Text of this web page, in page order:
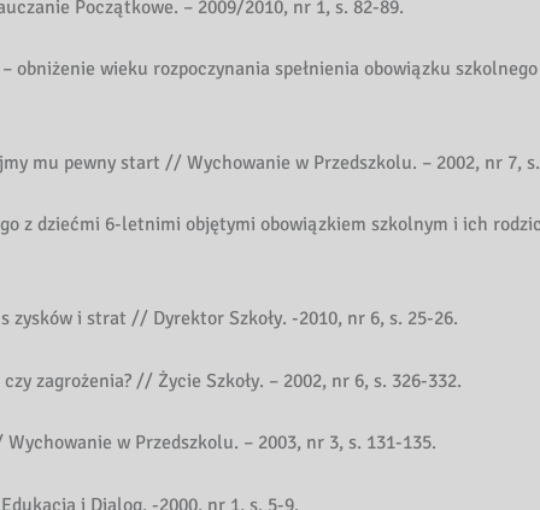
Początkowe. – 2009/2010, nr 1, s. 82-89.
obniżenie wieku rozpoczynania spełnienia obowiązku
mu pewny start // Wychowanie w Przedszkolu. – 2002, nr 7,
z dziećmi 6-letnimi objętymi obowiązkiem szkolnym i ich
zysków i strat // Dyrektor Szkoły. -2010, nr 6, s. 25-26.
zagrożenia? // Życie Szkoły. – 2002, nr 6, s. 326-332.
w Przedszkolu. – 2003, nr 3, s. 131-135.
i Dialog. -2000, nr 1, s. 5-9.